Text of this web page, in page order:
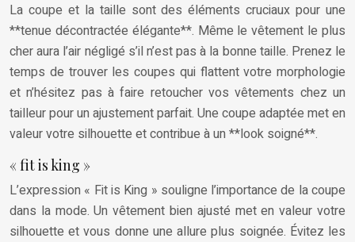
La coupe et la taille sont des éléments cruciaux pour une
**tenue décontractée élégante**. Même le vêtement le plus
cher aura l’air négligé s’il n’est pas à la bonne taille. Prenez le
temps de trouver les coupes qui flattent votre morphologie
et n’hésitez pas à faire retoucher vos vêtements chez un
tailleur pour un ajustement parfait. Une coupe adaptée met en
valeur votre silhouette et contribue à un **look soigné**.
« fit is king »
L’expression « Fit is King » souligne l’importance de la coupe
dans la mode. Un vêtement bien ajusté met en valeur votre
silhouette et vous donne une allure plus soignée. Évitez les